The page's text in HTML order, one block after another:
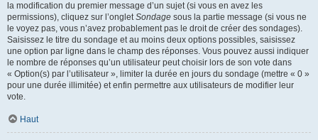
la modification du premier message d’un sujet (si vous en avez les
permissions), cliquez sur l’ongletSondage sous la partie message (si vous ne
le voyez pas, vous n’avez probablement pas le droit de créer des sondages).
Saisissez le titre du sondage et au moins deux options possibles, saisissez
une option par ligne dans le champ des réponses. Vous pouvez aussi indiquer
le nombre de réponses qu’un utilisateur peut choisir lors de son vote dans
« Option(s) par l’utilisateur », limiter la durée en jours du sondage (mettre « 0 »
pour une durée illimitée) et enfin permettre aux utilisateurs de modifier leur
vote.
Haut